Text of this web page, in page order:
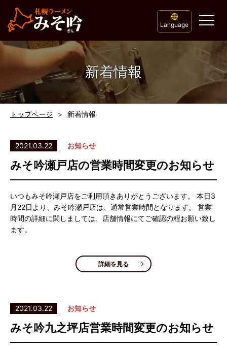
Language
新着情報
トップページ 新着情報
2021.03.22 お知らせ
みそ吟瀬戸店の営業時間変更のお知らせ
いつもみそ吟瀬戸店をご利用頂きありがとうございます。 本日3
月22日より、みそ吟瀬戸店は、通常営業時間となります。 営業
時間の詳細に関しましては、店舗情報にてご確認の程お願い致し
ます。
詳細を見る
2021.03.22 お知らせ
みそ吟九之坪店営業時間変更のお知らせ